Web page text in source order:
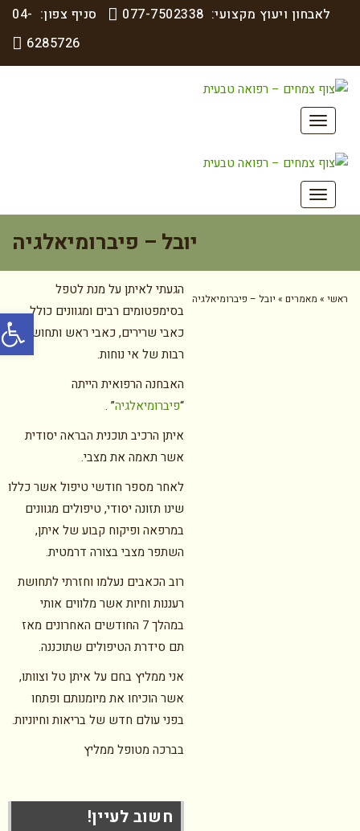
לאבחון ויעוץ מקצועי: 077-7502338 סניף צפון: 04-
6285726
תפריט
תפריט
יובל – פיברומיאלגיה
ראשי» מאמרים» יובל – פיברומיאלגיה
הגעתי לאיתן על מנת לטפל
בסימפטומים רבים ומגוונים כולל
כאבי שרירים, כאבי ראש ותחושות
רבות של אי נוחות.
האבחנה הרפואית הייתה
פיברומיאלגיה” .
איתן הרכיב תוכנית הבראה יסודית
אשר תאמה את מצבי.
לאחר מספר חודשי טיפול אשר כללו
שינו תזונה יסודי, טיפולים מגוונים
במרפאה ופיקוח קבוע של איתן,
השתפר מצבי בצורה דרמטית.
רוב הכאבים נעלמו וחזרתי לתחושת
רעננות וחיות אשר מלווים אותי
במהלך 7 החודשים האחרונים מאז
תם סידרת הטיפולים שתוכננה.
אני ממליץ בחם על איתן טל וצוותו,
אשר הוכיחו את מיומנותם ופתחו
בפני עולם חדש של בריאות וחיוניות.
בברכה מטופל ממליץ
חשוב לעיין!
פתח